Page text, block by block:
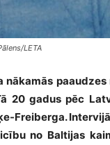
LETA
nākamās
20 gadus pēc
Freiberga.
no Baltijas